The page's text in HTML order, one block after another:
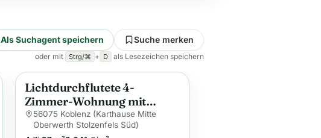
Als Suchagent speichern Suche merken
oder mit Strg/⌘ + D als Lesezeichen speichern
Anzeige
Lichtdurchflutete 4-
Zimmer-Wohnung mit
Balkon und
Tiefgaragenstellplatz!
56075 Koblenz (Karthause Mitte
Oberwerth Stolzenfels Süd)